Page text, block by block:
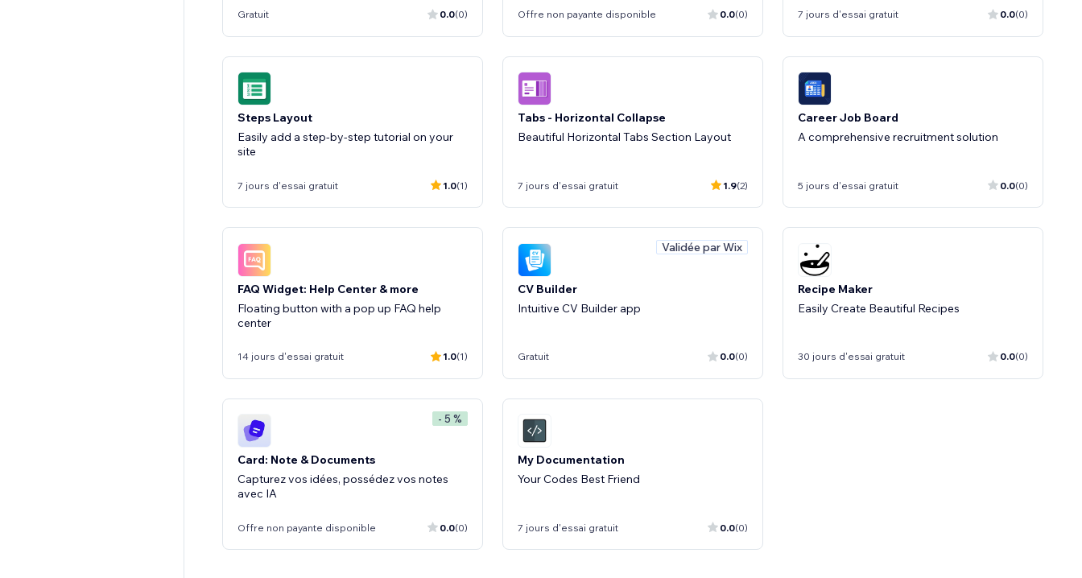
Gratuit 0.0(0) Offre non payante disponible 0.0(0) 7 jours d'essai gratuit 0.0(0)
Steps Layout
Easily add a step-by-step tutorial on your
site
7 jours d'essai gratuit 1.0(1)
Tabs - Horizontal Collapse
Beautiful Horizontal Tabs Section Layout
7 jours d'essai gratuit 1.9(2)
Career Job Board
A comprehensive recruitment solution
5 jours d'essai gratuit 0.0(0)
FAQ Widget: Help Center & more
Floating button with a pop up FAQ help
center
14 jours d'essai gratuit 1.0(1)
Validée par Wix
CV Builder
Intuitive CV Builder app
Gratuit 0.0(0)
Recipe Maker
Easily Create Beautiful Recipes
30 jours d'essai gratuit 0.0(0)
- 5 %
Card: Note & Documents
Capturez vos idées, possédez vos notes
avec IA
Offre non payante disponible 0.0(0)
My Documentation
Your Codes Best Friend
7 jours d'essai gratuit 0.0(0)